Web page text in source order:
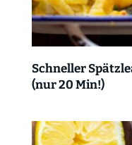
Schneller
(nur 20 Min!)